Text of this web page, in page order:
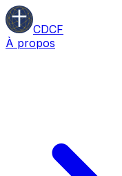
CDCF
À propos